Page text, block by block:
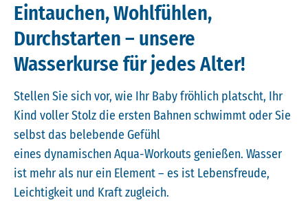
Eintauchen, Wohlfühlen,
Durchstarten – unsere
Wasserkurse für jedes Alter!
Stellen Sie sich vor, wie Ihr Baby fröhlich platscht, Ihr
Kind voller Stolz die ersten Bahnen schwimmt oder Sie
selbst das belebende Gefühl
eines dynamischen Aqua-Workouts genießen. Wasser
ist mehr als nur ein Element – es ist Lebensfreude,
Leichtigkeit und Kraft zugleich.